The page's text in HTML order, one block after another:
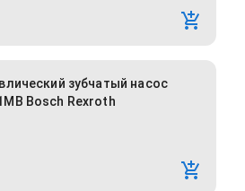
зубчатый насос
Bosch Rexroth